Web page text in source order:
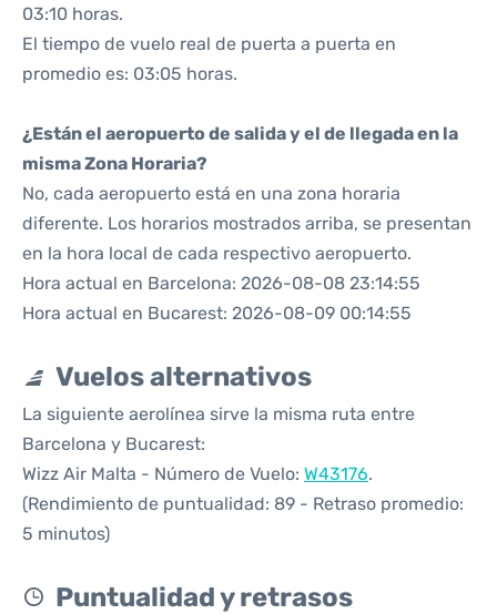
03:10 horas.
El tiempo de vuelo real de puerta a puerta en
promedio es: 03:05 horas.
¿Están el aeropuerto de salida y el de llegada en la
misma Zona Horaria?
No, cada aeropuerto está en una zona horaria
diferente. Los horarios mostrados arriba, se presentan
en la hora local de cada respectivo aeropuerto.
Hora actual en Barcelona: 2026-08-08 23:14:55
Hora actual en Bucarest: 2026-08-09 00:14:55
Vuelos alternativos
La siguiente aerolínea sirve la misma ruta entre
Barcelona y Bucarest:
Wizz Air Malta - Número de Vuelo: W43176.
(Rendimiento de puntualidad: 89 - Retraso promedio:
5 minutos)
Puntualidad y retrasos